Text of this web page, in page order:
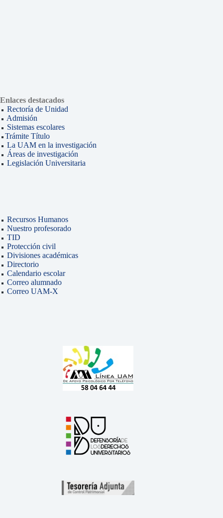
Enlaces destacados
Rectoría de Unidad
Admisión
Sistemas escolares
Trámite Título
La UAM en la investigación
Áreas de investigación
Legislación Universitaria
Recursos Humanos
Nuestro profesorado
TID
Protección civil
Divisiones académicas
Directorio
Calendario escolar
Correo alumnado
Correo UAM-X